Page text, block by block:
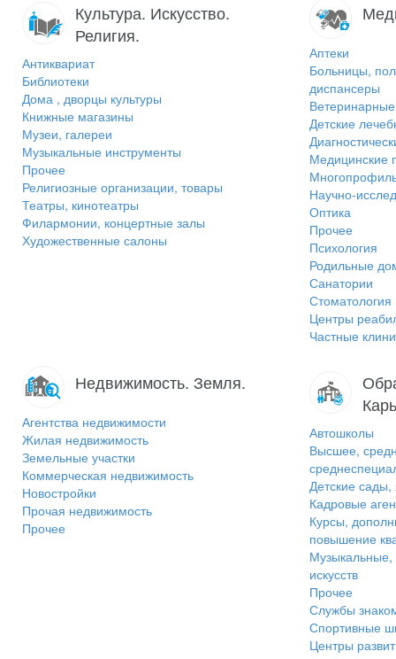
Культура. Искусство.
Религия.
Антиквариат
Библиотеки
Дома , дворцы культуры
Книжные магазины
Музеи, галереи
Музыкальные инструменты
Прочее
Религиозные организации, товары
Театры, кинотеатры
Филармонии, концертные залы
Художественные салоны
Аптеки
Больницы,
диспансеры
Детские
Медицинские
Научно-
Оптика
Прочее
Психология
Родильные
Санатории
Стоматология
Центры
Частные
Недвижимость. Земля.
Агентства недвижимости
Жилая недвижимость
Земельные участки
Коммерческая недвижимость
Новостройки
Прочая недвижимость
Прочее
Автошколы
Высшее,
Детские
Кадровые
Курсы,
повышение
искусств
Прочее
Службы
Спортивные
Центры